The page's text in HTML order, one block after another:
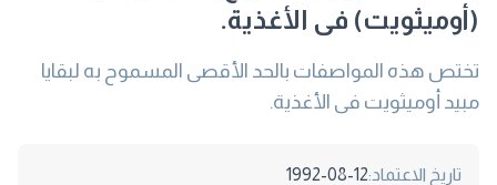
(أوميثويت) فى الأغذية.
تختص هذه المواصفات بالحد الأقصى المسموح به لبقايا
مبيد أوميثويت فى الأغذية.
تاريخ الاعتماد:1992-08-12